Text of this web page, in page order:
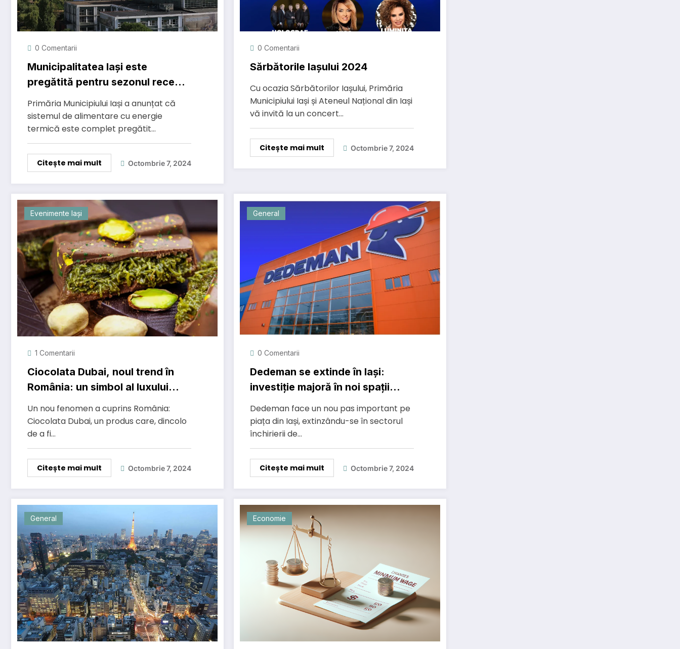
0 Comentarii
Municipalitatea Iași este
pregătită pentru sezonul rece
2024-2025
Primăria Municipiului Iași a anunțat că
sistemul de alimentare cu energie
termică este complet pregătit…
Citește mai mult Octombrie 7, 2024
0 Comentarii
Sărbătorile Iașului 2024
Cu ocazia Sărbătorilor Iașului, Primăria
Municipiului Iași și Ateneul Național din Iași
vă invită la un concert…
Citește mai mult Octombrie 7, 2024
Evenimente Iași
1 Comentarii
Ciocolata Dubai, noul trend în
România: un simbol al luxului
promovat de influenceri – unde
se găsește în Iași?
Un nou fenomen a cuprins România:
Ciocolata Dubai, un produs care, dincolo
de a fi…
Citește mai mult Octombrie 7, 2024
General
0 Comentarii
Dedeman se extinde în Iași:
investiție majoră în noi spații
comerciale lângă Carrefour
Felicia
Dedeman face un nou pas important pe
piața din Iași, extinzându-se în sectorul
închirierii de…
Citește mai mult Octombrie 7, 2024
General Economie